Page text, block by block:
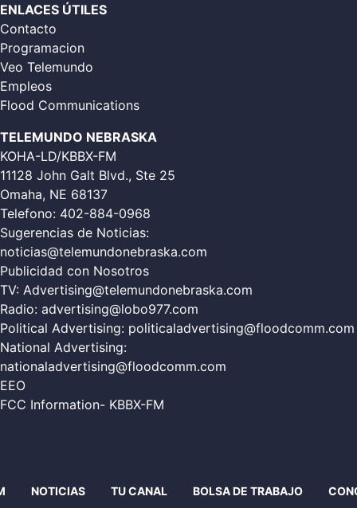
ENLACES ÚTILES
Contacto
Programacion
Veo Telemundo
Empleos
Flood Communications
TELEMUNDO NEBRASKA
KOHA-LD/KBBX-FM
11128 John Galt Blvd., Ste 25
Omaha, NE 68137
Telefono: 402-884-0968
Sugerencias de Noticias:
noticias@telemundonebraska.com
Publicidad con Nosotros
TV: Advertising@telemundonebraska.com
Radio: advertising@lobo977.com
Political Advertising: politicaladvertising@floodcomm.com
National Advertising:
nationaladvertising@floodcomm.com
EEO
FCC Information- KBBX-FM
NOTICIAS TU CANAL BOLSA DE TRABAJO